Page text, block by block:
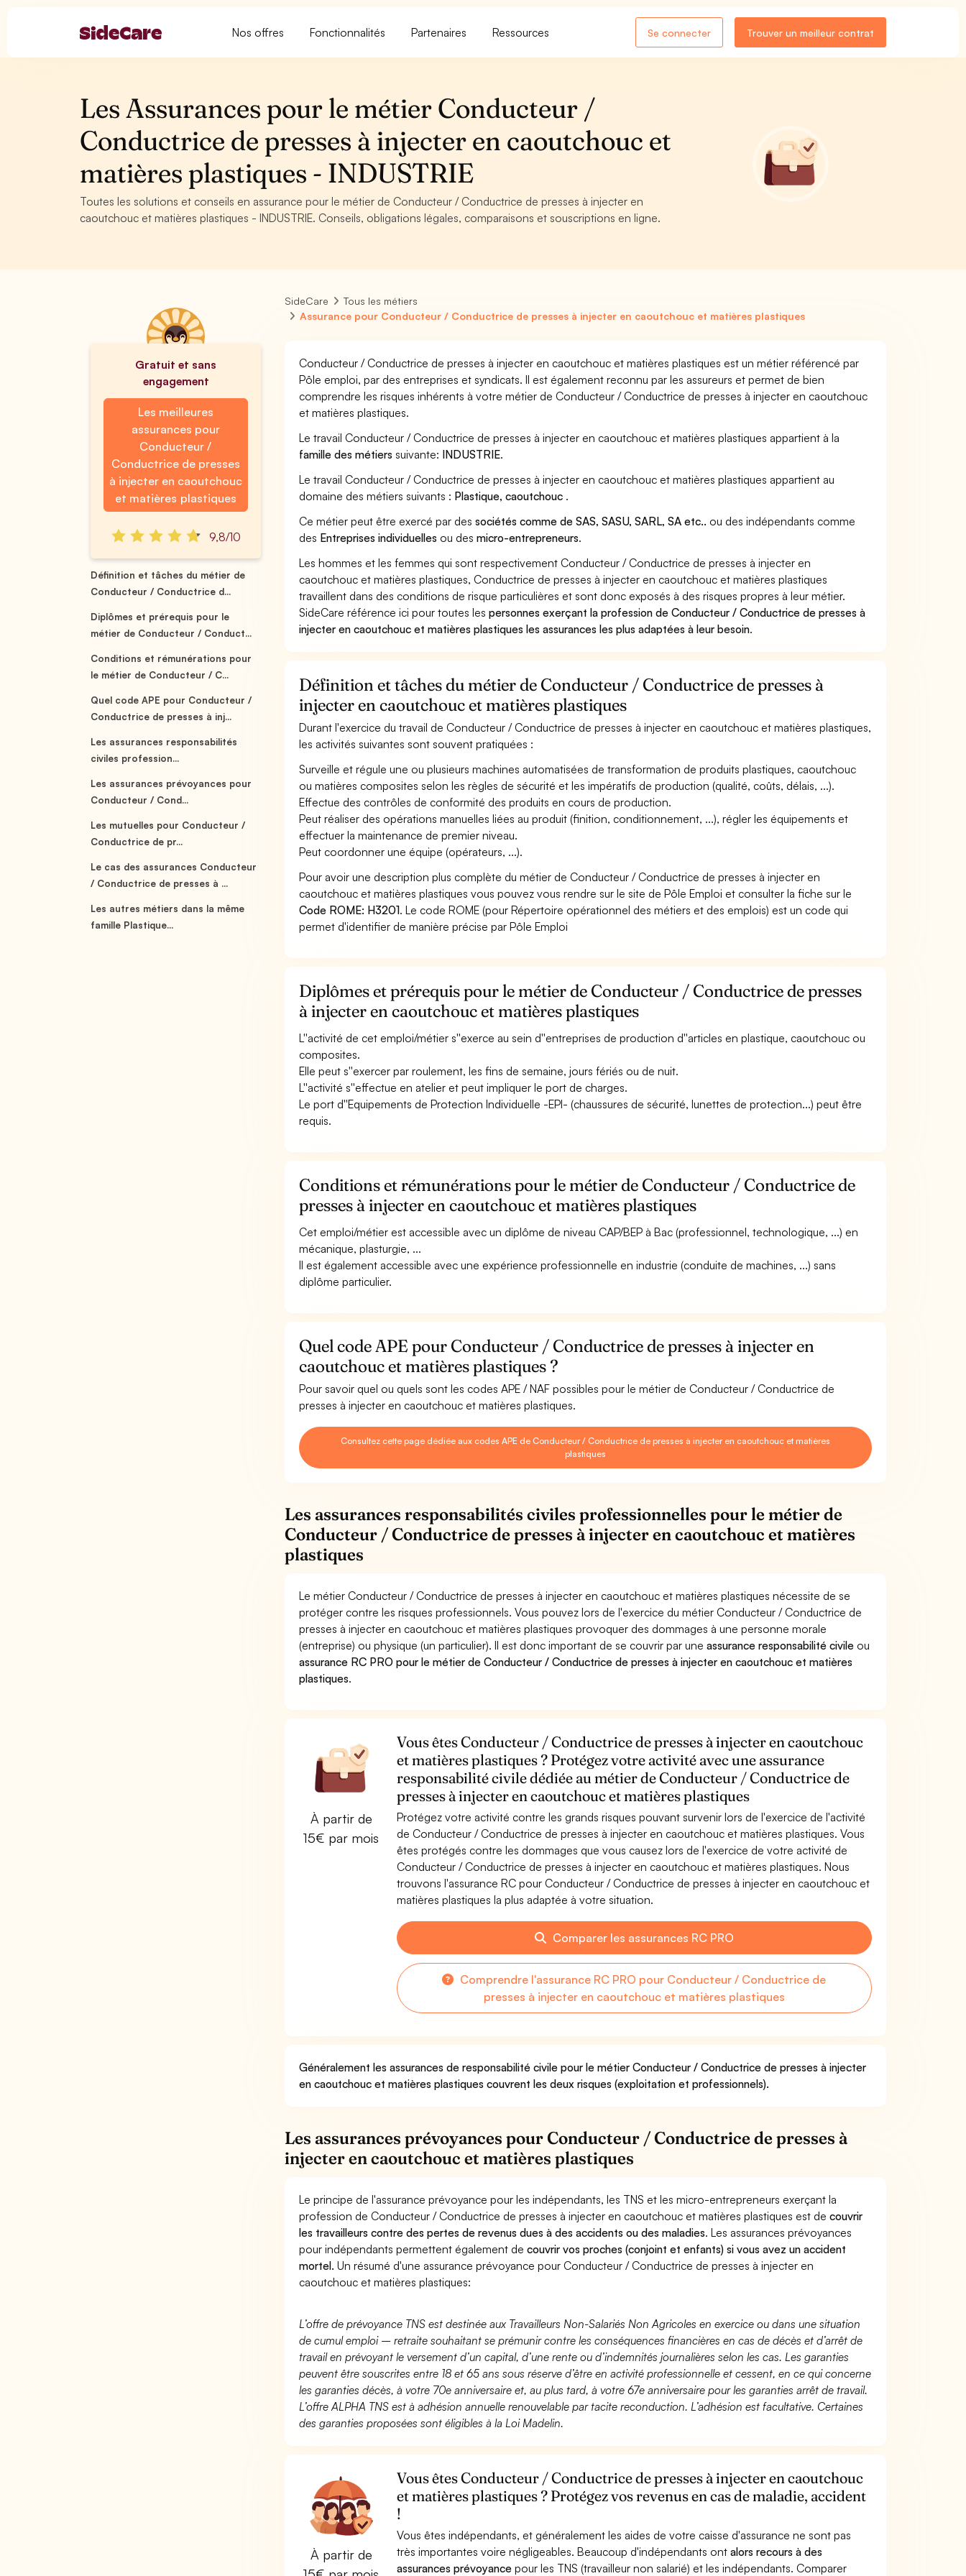
Nos offres Fonctionnalités Partenaires Ressources Se connecter Trouver un meilleur contrat
Les Assurances pour le métier Conducteur /
Conductrice de presses à injecter en caoutchouc et
matières plastiques - INDUSTRIE
Toutes les solutions et conseils en assurance pour le métier de Conducteur / Conductrice de presses à injecter en
caoutchouc et matières plastiques - INDUSTRIE. Conseils, obligations légales, comparaisons et souscriptions en ligne.
Gratuit et sans
engagement
Les meilleures
assurances pour
Conducteur /
Conductrice de presses
à injecter en caoutchouc
et matières plastiques
9,8/10
Définition et tâches du métier de
Conducteur / Conductrice d...
Diplômes et prérequis pour le
métier de Conducteur / Conduct...
Conditions et rémunérations pour
le métier de Conducteur / C...
Quel code APE pour Conducteur /
Conductrice de presses à inj...
Les assurances responsabilités
civiles profession...
Les assurances prévoyances pour
Conducteur / Cond...
Les mutuelles pour Conducteur /
Conductrice de pr...
Le cas des assurances Conducteur
/ Conductrice de presses à ...
Les autres métiers dans la même
famille Plastique...
SideCare
Tous les métiers
Assurance pour Conducteur / Conductrice de presses à injecter en caoutchouc et matières plastiques
Conducteur / Conductrice de presses à injecter en caoutchouc et matières plastiques est un métier référencé par
Pôle emploi, par des entreprises et syndicats. Il est également reconnu par les assureurs et permet de bien
comprendre les risques inhérents à votre métier de Conducteur / Conductrice de presses à injecter en caoutchouc
et matières plastiques.
Le travail Conducteur / Conductrice de presses à injecter en caoutchouc et matières plastiques appartient à la
famille des métiers suivante: INDUSTRIE.
Le travail Conducteur / Conductrice de presses à injecter en caoutchouc et matières plastiques appartient au
domaine des métiers suivants : Plastique, caoutchouc .
Ce métier peut être exercé par dessociétés comme de SAS, SASU, SARL, SA etc.. ou des indépendants comme
des Entreprises individuelles ou desmicro-entrepreneurs.
Les hommes et les femmes qui sont respectivement Conducteur / Conductrice de presses à injecter en
caoutchouc et matières plastiques, Conductrice de presses à injecter en caoutchouc et matières plastiques
travaillent dans des conditions de risque particulières et sont donc exposés à des risques propres à leur métier.
SideCare référence ici pour toutes lespersonnes exerçant la profession de Conducteur / Conductrice de presses à
injecter en caoutchouc et matières plastiques les assurances les plus adaptées à leur besoin.
Définition et tâches du métier de Conducteur / Conductrice de presses à
injecter en caoutchouc et matières plastiques
Durant l'exercice du travail de Conducteur / Conductrice de presses à injecter en caoutchouc et matières plastiques,
les activités suivantes sont souvent pratiquées :
Surveille et régule une ou plusieurs machines automatisées de transformation de produits plastiques, caoutchouc
ou matières composites selon les règles de sécurité et les impératifs de production (qualité, coûts, délais, ...).
Effectue des contrôles de conformité des produits en cours de production.
Peut réaliser des opérations manuelles liées au produit (finition, conditionnement, ...), régler les équipements et
effectuer la maintenance de premier niveau.
Peut coordonner une équipe (opérateurs, ...).
Pour avoir une description plus complète du métier de Conducteur / Conductrice de presses à injecter en
caoutchouc et matières plastiques vous pouvez vous rendre sur le site de Pôle Emploi et consulter la fiche sur le
Code ROME: H3201. Le code ROME (pour Répertoire opérationnel des métiers et des emplois) est un code qui
permet d'identifier de manière précise par Pôle Emploi
Diplômes et prérequis pour le métier de Conducteur / Conductrice de presses
à injecter en caoutchouc et matières plastiques
L''activité de cet emploi/métier s''exerce au sein d''entreprises de production d''articles en plastique, caoutchouc ou
composites.
Elle peut s''exercer par roulement, les fins de semaine, jours fériés ou de nuit.
L''activité s''effectue en atelier et peut impliquer le port de charges.
Le port d''Equipements de Protection Individuelle -EPI- (chaussures de sécurité, lunettes de protection...) peut être
requis.
Conditions et rémunérations pour le métier de Conducteur / Conductrice de
presses à injecter en caoutchouc et matières plastiques
Cet emploi/métier est accessible avec un diplôme de niveau CAP/BEP à Bac (professionnel, technologique, ...) en
mécanique, plasturgie, ...
Il est également accessible avec une expérience professionnelle en industrie (conduite de machines, ...) sans
diplôme particulier.
Quel code APE pour Conducteur / Conductrice de presses à injecter en
caoutchouc et matières plastiques ?
Pour savoir quel ou quels sont les codes APE / NAF possibles pour le métier de Conducteur / Conductrice de
presses à injecter en caoutchouc et matières plastiques.
Consultez cette page dédiée aux codes APE de Conducteur / Conductrice de presses à injecter en caoutchouc et matières
plastiques
Les assurances responsabilités civiles professionnelles pour le métier de
Conducteur / Conductrice de presses à injecter en caoutchouc et matières
plastiques
Le métier Conducteur / Conductrice de presses à injecter en caoutchouc et matières plastiques nécessite de se
protéger contre les risques professionnels. Vous pouvez lors de l'exercice du métier Conducteur / Conductrice de
presses à injecter en caoutchouc et matières plastiques provoquer des dommages à une personne morale
(entreprise) ou physique (un particulier). Il est donc important de se couvrir par uneassurance responsabilité civile ou
assurance RC PRO pour le métier de Conducteur / Conductrice de presses à injecter en caoutchouc et matières
plastiques.
À partir de
15€ par mois
Vous êtes Conducteur / Conductrice de presses à injecter en caoutchouc
et matières plastiques ? Protégez votre activité avec une assurance
responsabilité civile dédiée au métier de Conducteur / Conductrice de
presses à injecter en caoutchouc et matières plastiques
Protégez votre activité contre les grands risques pouvant survenir lors de l'exercice de l'activité
de Conducteur / Conductrice de presses à injecter en caoutchouc et matières plastiques. Vous
êtes protégés contre les dommages que vous causez lors de l'exercice de votre activité de
Conducteur / Conductrice de presses à injecter en caoutchouc et matières plastiques. Nous
trouvons l'assurance RC pour Conducteur / Conductrice de presses à injecter en caoutchouc et
matières plastiques la plus adaptée à votre situation.
Comparer les assurances RC PRO
Comprendre l'assurance RC PRO pour Conducteur / Conductrice de
presses à injecter en caoutchouc et matières plastiques
Généralement les assurances de responsabilité civile pour le métier Conducteur / Conductrice de presses à injecter
en caoutchouc et matières plastiques couvrent les deux risques (exploitation et professionnels).
Les assurances prévoyances pour Conducteur / Conductrice de presses à
injecter en caoutchouc et matières plastiques
Le principe de l'assurance prévoyance pour les indépendants, les TNS et les micro-entrepreneurs exerçant la
profession de Conducteur / Conductrice de presses à injecter en caoutchouc et matières plastiques est decouvrir
les travailleurs contre des pertes de revenus dues à des accidents ou des maladies. Les assurances prévoyances
pour indépendants permettent également decouvrir vos proches (conjoint et enfants) si vous avez un accident
mortel. Un résumé d'une assurance prévoyance pour Conducteur / Conductrice de presses à injecter en
caoutchouc et matières plastiques:
L’offre de prévoyance TNS est destinée aux Travailleurs Non-Salariés Non Agricoles en exercice ou dans une situation
de cumul emploi – retraite souhaitant se prémunir contre les conséquences financières en cas de décès et d’arrêt de
travail en prévoyant le versement d’un capital, d’une rente ou d’indemnités journalières selon les cas. Les garanties
peuvent être souscrites entre 18 et 65 ans sous réserve d’être en activité professionnelle et cessent, en ce qui concerne
les garanties décès, à votre 70e anniversaire et, au plus tard, à votre 67e anniversaire pour les garanties arrêt de travail.
L’offre ALPHA TNS est à adhésion annuelle renouvelable par tacite reconduction. L’adhésion est facultative. Certaines
des garanties proposées sont éligibles à la Loi Madelin.
À partir de
Vous êtes Conducteur / Conductrice de presses à injecter en caoutchouc
et matières plastiques ? Protégez vos revenus en cas de maladie, accident
!
Vous êtes indépendants, et généralement les aides de votre caisse d'assurance ne sont pas
très importantes voire négligeables. Beaucoup d'indépendants ont alors recours à des
assurances prévoyancepour les TNS (travailleur non salarié) et les indépendants. Comparer